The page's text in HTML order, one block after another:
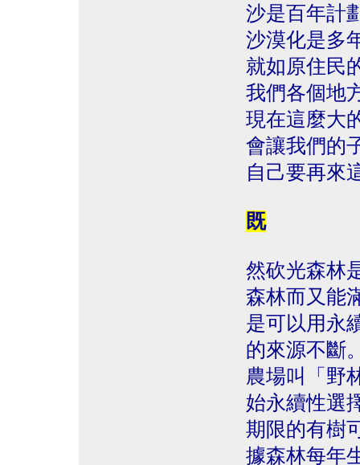
沙是百年計
沙漠化是多
就如原住民
我們各個地
現在這麼大
會讓我們的
自己要再來
既
然砍光森林
森林而又能
是可以用永
的來源不斷
農場叫「野
始永續性選
期限的有樹
據森林每年